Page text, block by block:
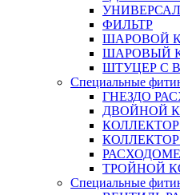
ФИЛЬТР
ШАРОВОЙ
ШАРОВЫЙ
ШТУЦЕР С
Специальные
ГНЕЗДО
ДВОЙНОЙ
ТРОЙНОЙ
Специальные